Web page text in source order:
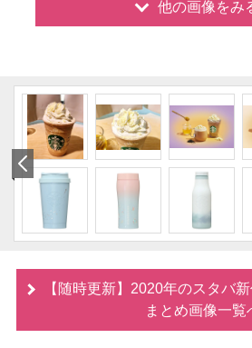
他の画像をみ
【随時更新】2020年のスタバ
まとめ画像一覧